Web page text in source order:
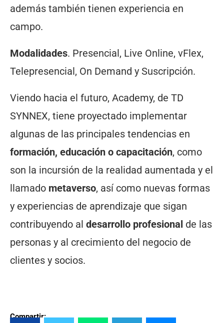
además también tienen experiencia en
campo.
Modalidades. Presencial, Live Online, vFlex,
Telepresencial, On Demand y Suscripción.
Viendo hacia el futuro, Academy, de TD
SYNNEX, tiene proyectado implementar
algunas de las principales tendencias en
formación, educación o capacitación, como
son la incursión de la realidad aumentada y el
llamado metaverso, así como nuevas formas
y experiencias de aprendizaje que sigan
contribuyendo al desarrollo profesional de las
personas y al crecimiento del negocio de
clientes y socios.
Compartir: